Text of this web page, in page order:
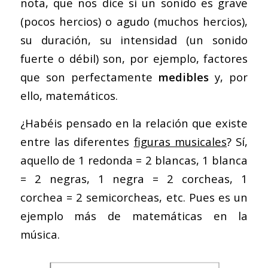
(pocos hercios) o agudo (muchos hercios),
su duración, su intensidad (un sonido
fuerte o débil) son, por ejemplo, factores
que son perfectamente medibles y, por
ello, matemáticos.
¿Habéis pensado en la relación que existe
entre las diferentes figuras musicales? Sí,
aquello de 1 redonda = 2 blancas, 1 blanca
= 2 negras, 1 negra = 2 corcheas, 1
corchea = 2 semicorcheas, etc. Pues es un
ejemplo más de matemáticas en la
música.